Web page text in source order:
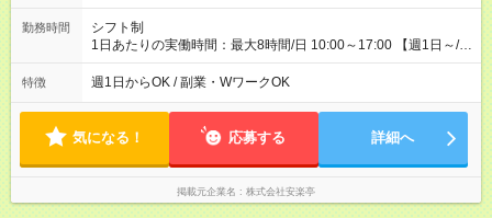
勤務時間
シフト制
1日あたりの実働時間：最大8時間/日 10:00～17:00 【週1日～/1
日3時間～OK！】 ＊レギュラー勤務ももちろん大歓迎！ 「子ど
ものお迎えまでの時間」 「ランチタイムだけ」 など、家庭の予
談可能◎
特徴 週1日からOK / 副業・WワークOK
気になる！ 応募する 詳細へ
掲載元企業名 株式会社安楽亭